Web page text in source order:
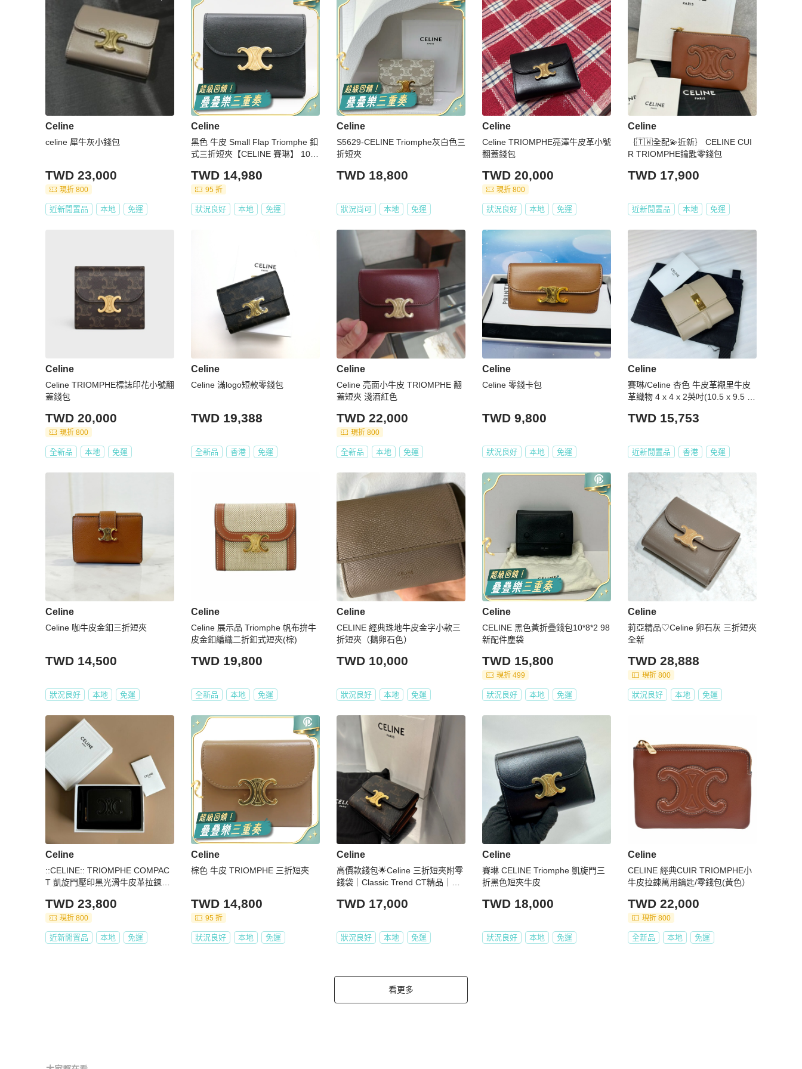
Celine
celine 犀牛灰小錢包
TWD 23,000
現折 800
近新閒置品 本地 免運
Celine
黑色 牛皮 Small Flap Triomphe 釦
式三折短夾【CELINE 賽琳】 10D
TWD 14,980
95 折
狀況良好 本地 免運
Celine
S5629-CELINE Triomphe灰白色三
折短夾
TWD 18,800
狀況尚可 本地 免運
Celine
Celine TRIOMPHE亮澤牛皮革小號
翻蓋錢包
TWD 20,000
現折 800
狀況良好 本地 免運
Celine
｛🇹🇼全配💫近新｝ CELINE CUI
R TRIOMPHE鑰匙零錢包
TWD 17,900
近新閒置品 本地 免運
Celine
Celine TRIOMPHE標誌印花小號翻
蓋錢包
TWD 20,000
現折 800
全新品 本地 免運
Celine
Celine 滿logo短款零錢包
TWD 19,388
全新品 香港 免運
Celine
Celine 亮面小牛皮 TRIOMPHE 翻
蓋短夾 淺酒紅色
TWD 22,000
現折 800
全新品 本地 免運
Celine
Celine 零錢卡包
TWD 9,800
狀況良好 本地 免運
Celine
賽琳/Celine 杏色 牛皮革襯里牛皮
革織物 4 x 4 x 2英吋(10.5 x 9.5 x
TWD 15,753
近新閒置品 香港 免運
Celine
Celine 咖牛皮金釦三折短夾
TWD 14,500
狀況良好 本地 免運
Celine
Celine 展示品 Triomphe 帆布拚牛
皮金釦編織二折釦式短夾(棕)
TWD 19,800
全新品 本地 免運
Celine
CELINE 經典珠地牛皮金字小款三
折短夾（鵝卵石色）
TWD 10,000
狀況良好 本地 免運
Celine
CELINE 黑色黃折疊錢包10*8*2 98
新配件塵袋
TWD 15,800
現折 499
狀況良好 本地 免運
Celine
莉亞精品♡Celine 卵石灰 三折短夾
全新
TWD 28,888
現折 800
狀況良好 本地 免運
Celine
::CELINE:: TRIOMPHE COMPAC
T 凱旋門壓印黑光滑牛皮革拉鍊錢
TWD 23,800
現折 800
近新閒置品 本地 免運
Celine
棕色 牛皮 TRIOMPHE 三折短夾
TWD 14,800
95 折
狀況良好 本地 免運
Celine
高價款錢包🌟Celine 三折短夾附零
錢袋｜Classic Trend CT精品｜台
TWD 17,000
狀況良好 本地 免運
Celine
賽琳 CELINE Triomphe 凱旋門三
折黑色短夾牛皮
TWD 18,000
狀況良好 本地 免運
Celine
CELINE 經典CUIR TRIOMPHE小
牛皮拉鍊萬用鑰匙/零錢包(黃色）
TWD 22,000
現折 800
全新品 本地 免運
看更多